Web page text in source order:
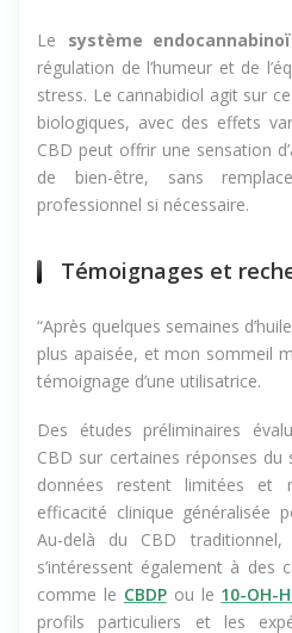
Lesystème
régulation de l’humeur et de
stress. Le cannabidiol agit sur
biologiques, avec des effets
CBD peut offrir une sensation
de bien-être, sans
“Après quelques semaines
plus apaisée, et mon sommeil
Des études préliminaires
CBD sur certaines réponses du
données restent limitées et
efficacité clinique généralisée
Au-delà du CBD traditionnel,
s’intéressent également à des
comme leCBDPou le 10-OH-